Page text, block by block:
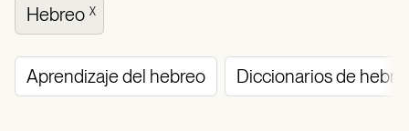
Hebreo X
Aprendizaje del hebreo Diccionarios de